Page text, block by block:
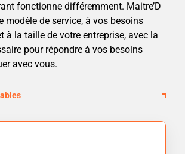
fonctionne différemment. Maitre’D
modèle de service, à vos besoins
à la taille de votre entreprise, avec la
pour répondre à vos besoins
avec vous.